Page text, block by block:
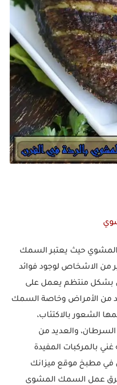
حيث يعتبر السمك
من الاشخاص لوجود فوائد
بشكل منتظم يعمل على
من الأمراض وخاصة السمك
الشعور بالاكتئاب،
والعديد من
بالمركبات المفيدة
في مطبخ موقع ميزانك
عمل السمك المشوى